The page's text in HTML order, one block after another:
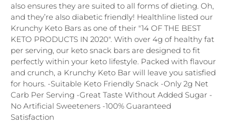
also ensures they are suited to all forms of dieting. Oh,
and they’re also diabetic friendly! Healthline listed our
Krunchy Keto Bars as one of their "14 OF THE BEST
KETO PRODUCTS IN 2020". With over 4g of healthy fat
per serving, our keto snack bars are designed to fit
perfectly within your keto lifestyle. Packed with flavour
and crunch, a Krunchy Keto Bar will leave you satisfied
for hours. -Suitable Keto Friendly Snack -Only 2g Net
Carb Per Serving -Great Taste Without Added Sugar -
No Artificial Sweeteners -100% Guaranteed
Satisfaction